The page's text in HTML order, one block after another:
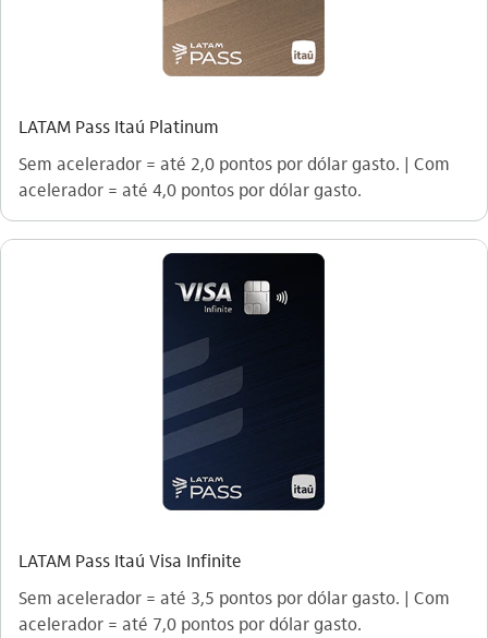
LATAM Pass Itaú Platinum
Sem acelerador = até 2,0 pontos por dólar gasto. | Com
acelerador = até 4,0 pontos por dólar gasto.
LATAM Pass Itaú Visa Infinite
Sem acelerador = até 3,5 pontos por dólar gasto. | Com
acelerador = até 7,0 pontos por dólar gasto.